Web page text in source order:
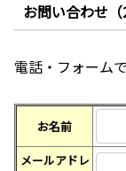
お問い合わせ（
電話・フォーム
お名前
メールアドレ